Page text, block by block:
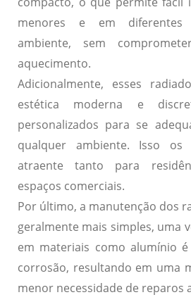
menores e em diferentes
ambiente, sem
aquecimento.
Adicionalmente, esses
estética moderna e
personalizados para se
qualquer ambiente. Isso
atraente tanto para
espaços comerciais.
Por último, a manutenção dos
geralmente mais simples, uma
em materiais como alumínio
corrosão, resultando em uma
menor necessidade de reparos